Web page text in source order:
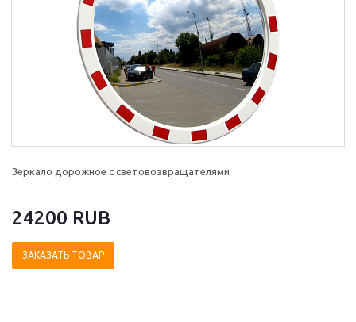
Зеркало дорожное с световозвращателями
24200 RUB
ЗАКАЗАТЬ ТОВАР